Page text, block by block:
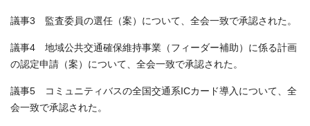
議事3 監査委員の選任（案）について、全会一致で承認された。
議事4 地域公共交通確保維持事業（フィーダー補助）に係る計画
の認定申請（案）について、全会一致で承認された。
議事5 コミュニティバスの全国交通系ICカード導入について、全
会一致で承認された。